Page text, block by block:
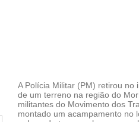
A Polícia Militar (PM) retirou
de um terreno na região do
militantes do Movimento dos
montado um acampamento no